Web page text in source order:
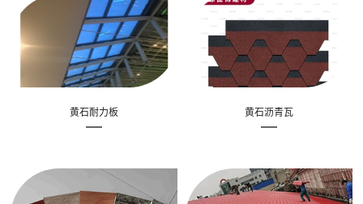
黄石耐力板 黄石沥青瓦